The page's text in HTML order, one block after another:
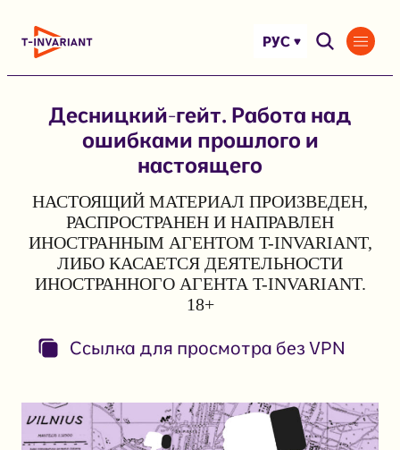
РУС
Десницкий-гейт. Работа над
ошибками прошлого и
настоящего
НАСТОЯЩИЙ МАТЕРИАЛ ПРОИЗВЕДЕН,
РАСПРОСТРАНЕН И НАПРАВЛЕН
ИНОСТРАННЫМ АГЕНТОМ T-INVARIANT,
ЛИБО КАСАЕТСЯ ДЕЯТЕЛЬНОСТИ
ИНОСТРАННОГО АГЕНТА T-INVARIANT.
18+
Ссылка для просмотра без VPN